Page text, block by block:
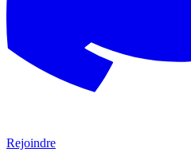
Rejoindre